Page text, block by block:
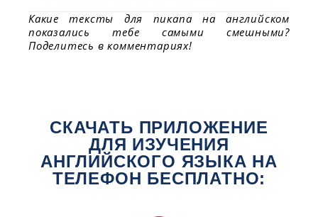
Какие тексты для пикапа на английском
показались тебе самыми смешными?
Поделитесь в комментариях!
СКАЧАТЬ ПРИЛОЖЕНИЕ
ДЛЯ ИЗУЧЕНИЯ
АНГЛИЙСКОГО ЯЗЫКА НА
ТЕЛЕФОН БЕСПЛАТНО: